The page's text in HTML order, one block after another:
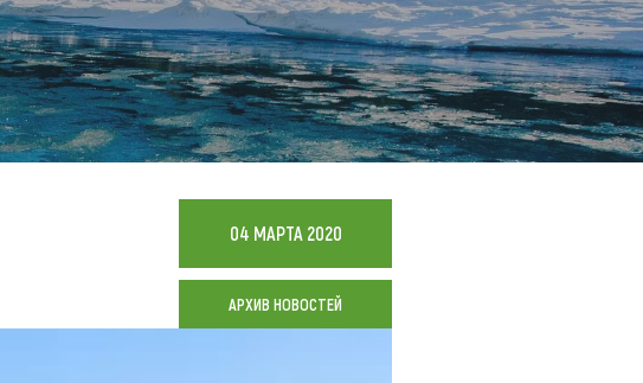
Санатории
Гостиницы, отели
Коттеджи, базы
Сельские усадьбы
Мотели, придорожные отели
Коллекция впечатлений
04 МАРТА 2020
АРХИВ НОВОСТЕЙ